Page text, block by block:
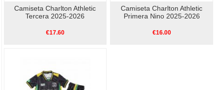
Camiseta Charlton Athletic
Tercera 2025-2026
€17.60
Camiseta Charlton Athletic
Primera Nino 2025-2026
€16.00